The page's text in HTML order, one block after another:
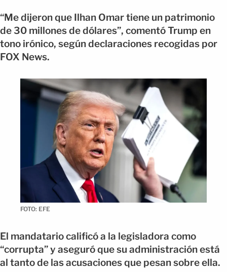
“Me dijeron que Ilhan Omar tiene un patrimonio
de 30 millones de dólares”, comentó Trump en
tono irónico, según declaraciones recogidas por
FOX News.
FOTO: EFE
El mandatario calificó a la legisladora como
“corrupta” y aseguró que su administración está
al tanto de las acusaciones que pesan sobre ella.